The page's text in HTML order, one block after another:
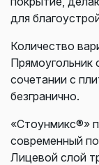
для
Количество
Прямоугольник
сочетании с
безгранично.
«Стоунмикс®»
современный
Лицевой слой